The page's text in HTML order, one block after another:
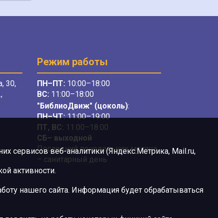
30,
Режим работы
ПН–ПТ: 10:00–18:00
ВС: 11:00–18:00
"БиблиоДвиж" (цоколь):
ПН–ЧТ:11:00–19:00
ПТ, ВС: 11:00–18:00
СБ– выходной
Последний понедельник месяца
– санитарный день
сервисов веб-аналитики (Яндекс.Метрика, Mail.ru,
активности.
нашего сайта. Информация будет обрабатываться